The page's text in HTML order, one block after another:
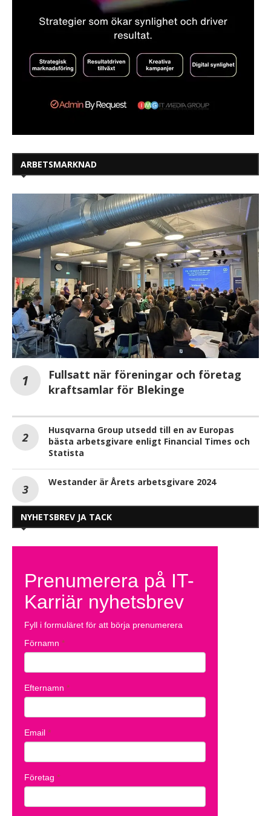
ARBETSMARKNAD
Fullsatt när föreningar och företag
kraftsamlar för Blekinge
Husqvarna Group utsedd till en av Europas
bästa arbetsgivare enligt Financial Times och
Statista
Westander är Årets arbetsgivare 2024
NYHETSBREV JA TACK